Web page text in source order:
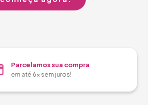
Parcelamos sua compra
em até 6x sem juros!